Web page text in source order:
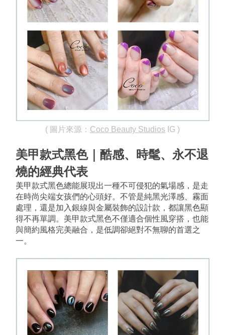
( 圖片來源： Coco Beauty Studios IG )
美甲款式黑色｜酷感、時髦、永不退
燒的經典代表
美甲款式黑色總能展現出一種不可侵犯的氣場感，是走
在時尚尖端女孩們的心頭好。不管是純黑光澤感、霧面
處理，還是加入銀線與金屬裝飾的設計款，都讓黑色顯
得不再單調。美甲款式黑色不僅適合個性風穿搭，也能
與簡約風格完美融合，是低調卻絕對不無聊的首選之
一。